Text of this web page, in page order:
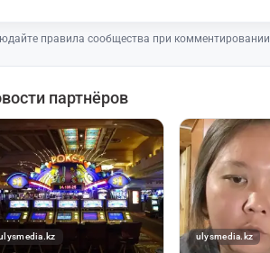
правила сообщества при комментировании